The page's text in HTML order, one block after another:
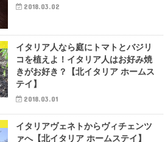
2018.03.02
イタリア人なら庭にトマトとバジリ
コを植えよ！イタリア人はお好み焼
きがお好き？【北イタリア ホームス
テイ】
2018.03.01
イタリアヴェネトからヴィチェンツ
ァへ【北イタリア ホームステイ】